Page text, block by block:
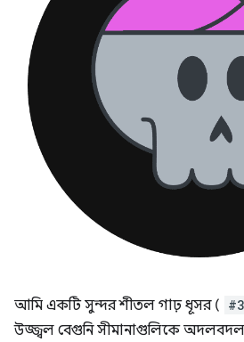
আমি একটি সুন্দর শীতল গাঢ় ধূসর (
উজ্জ্বল বেগুনি সীমানাগুলিকে অদলবদল